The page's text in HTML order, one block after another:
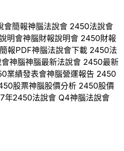
會簡報神腦法說會 2450法說會
明會神腦財報說明會 2450財報
簡報PDF神腦法說會下載 2450法
神腦神腦最新法說會 2450最新
業績發表會神腦營運報告 2450
股票神腦股價分析 2450股價
年2450法說會 Q4神腦法說會